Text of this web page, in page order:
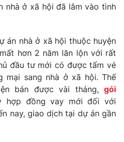
nhà ở xã hội đã lâm vào tình
án nhà ở xã hội thuộc huyện
hơn 2 năm lăn lộn với rất
đầu tư mới có được tấm vé
mại sang nhà ở xã hội. Thế
bán được vài tháng, gói
đồng vay mới đối với
nay, giao dịch tại dự án gần